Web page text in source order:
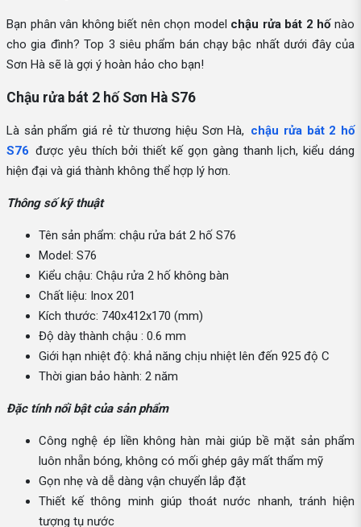
Bạn phân vân không biết nên chọn model chậu rửa bát 2 hố nào
cho gia đình? Top 3 siêu phẩm bán chạy bậc nhất dưới đây của
Sơn Hà sẽ là gợi ý hoàn hảo cho bạn!
Chậu rửa bát 2 hố Sơn Hà S76
Là sản phẩm giá rẻ từ thương hiệu Sơn Hà, chậu rửa bát 2 hố
S76 được yêu thích bởi thiết kế gọn gàng thanh lịch, kiểu dáng
hiện đại và giá thành không thể hợp lý hơn.
Thông số kỹ thuật
Tên sản phẩm: chậu rửa bát 2 hố S76
Model: S76
Kiểu chậu: Chậu rửa 2 hố không bàn
Chất liệu: Inox 201
Kích thước: 740x412x170 (mm)
Độ dày thành chậu : 0.6 mm
Giới hạn nhiệt độ: khả năng chịu nhiệt lên đến 925 độ C
Thời gian bảo hành: 2 năm
Đặc tính nổi bật của sản phẩm
Công nghệ ép liền không hàn mài giúp bề mặt sản phẩm
luôn nhẵn bóng, không có mối ghép gây mất thẩm mỹ
Gọn nhẹ và dễ dàng vận chuyển lắp đặt
Thiết kế thông minh giúp thoát nước nhanh, tránh hiện
tượng tụ nước